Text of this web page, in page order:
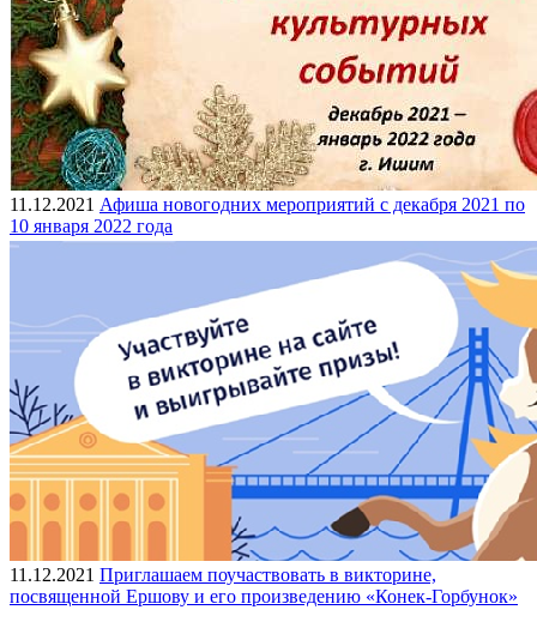
11.12.2021 Афиша новогодних мероприятий с декабря 2021 по
10 января 2022 года
11.12.2021 Приглашаем поучаствовать в викторине,
посвященной Ершову и его произведению «Конек-Горбунок»